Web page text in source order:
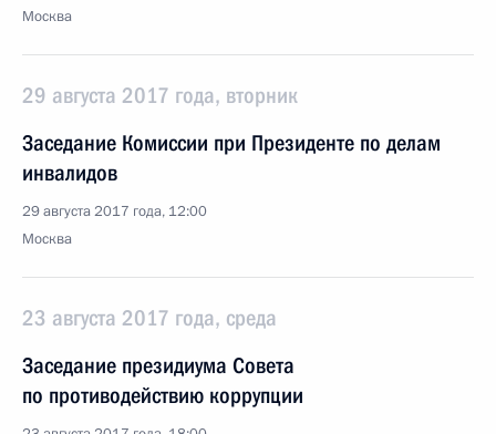
Москва
29 августа 2017 года, вторник
Заседание Комиссии при Президенте по делам
инвалидов
29 августа 2017 года, 12:00
Москва
23 августа 2017 года, среда
Заседание президиума Совета
по противодействию коррупции